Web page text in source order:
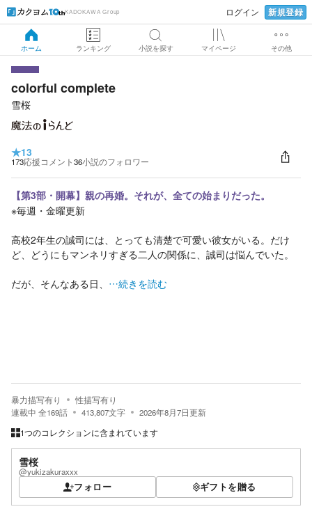
KADOKAWA Group ログイン 新規登録
ホーム ランキング 小説を探す マイページ その他
colorful complete
雪桜
★13
173応援コメント36小説のフォロワー
【第3部・開幕】親の再婚。それが、全ての始まりだった。
※毎週・金曜更新
高校2年生の誠司には、とっても清楚で可愛い彼女がいる。だけ
ど、どうにもマンネリすぎる二人の関係に、誠司は悩んでいた。
だが、そんなある日、 …続きを読む
暴力描写有り
性描写有り
連載中 全169話 413,807文字 2026年8月7日更新
1つのコレクションに含まれています
雪桜
@yukizakuraxxx
フォロー ギフトを贈る